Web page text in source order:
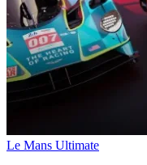
Le Mans Ultimate